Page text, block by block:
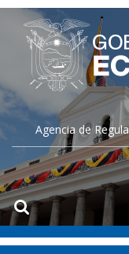
Agencia de